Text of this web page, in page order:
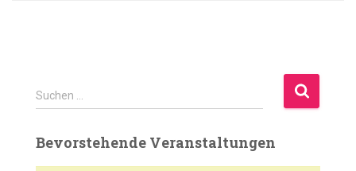
S
u
h
Suchen …
Bevorstehende Veranstaltungen